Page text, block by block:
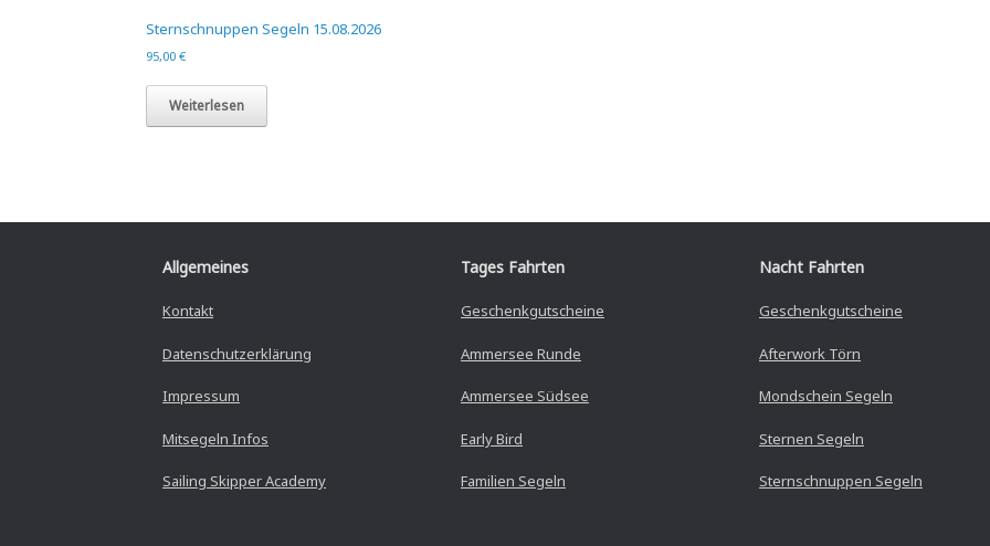
Sternschnuppen Segeln 15.08.2026
95,00 €
Weiterlesen
Allgemeines
Kontakt
Datenschutzerklärung
Impressum
Mitsegeln Infos
Sailing Skipper Academy
Tages Fahrten
Geschenkgutscheine
Ammersee Runde
Ammersee Südsee
Early Bird
Familien Segeln
Nacht Fahrten
Geschenkgutscheine
Afterwork Törn
Mondschein Segeln
Sternen Segeln
Sternschnuppen Segeln